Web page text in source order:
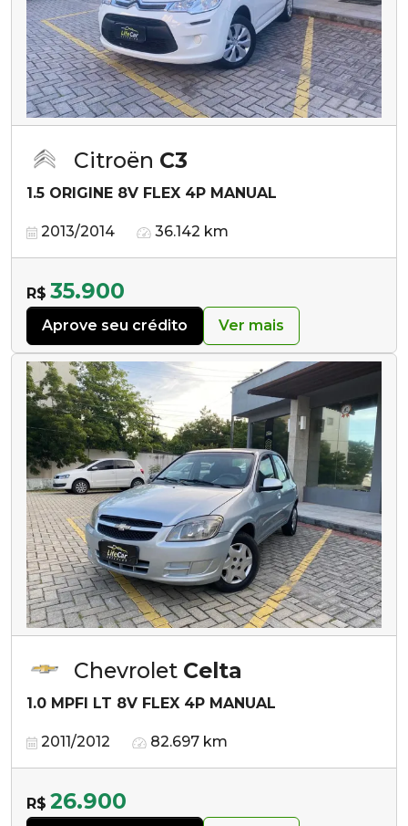
Citroën C3
1.5 ORIGINE 8V FLEX 4P MANUAL
2013/2014 36.142 km
R$ 35.900
Aprove seu crédito Ver mais
Chevrolet Celta
1.0 MPFI LT 8V FLEX 4P MANUAL
2011/2012 82.697 km
R$ 26.900